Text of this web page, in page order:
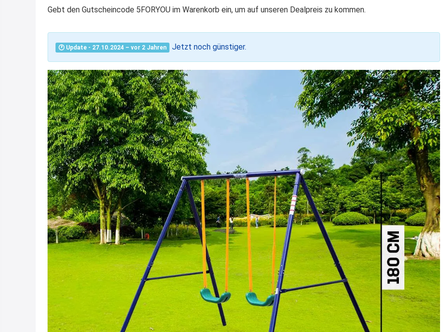
Gebt den Gutscheincode 5FORYOU im Warenkorb ein, um auf unseren Dealpreis zu kommen.
🕐 Update - 27.10.2024 – vor 2 Jahren Jetzt noch günstiger.